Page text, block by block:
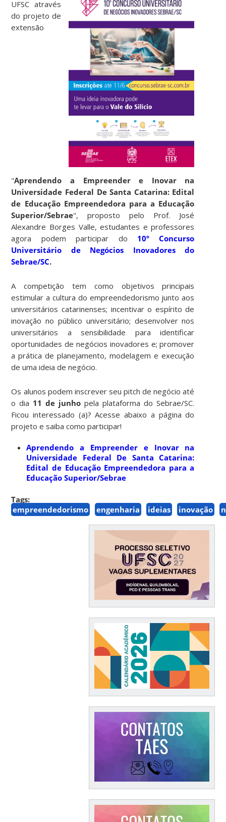
UFSC através
do projeto de
extensão
"Aprendendo a Empreender e Inovar na
Universidade Federal De Santa Catarina: Edital
de Educação Empreendedora para a Educação
Superior/Sebrae", proposto pelo Prof. José
Alexandre Borges Valle, estudantes e professores
agora podem participar do 10º Concurso
Universitário de Negócios Inovadores do
Sebrae/SC.
A competição tem como objetivos principais
estimular a cultura do empreendedorismo junto aos
universitários catarinenses; incentivar o espírito de
inovação no público universitário; desenvolver nos
universitários a sensibilidade para identificar
oportunidades de negócios inovadores e; promover
a prática de planejamento, modelagem e execução
de uma ideia de negócio.
Os alunos podem inscrever seu pitch de negócio até
o dia 11 de junho pela plataforma do Sebrae/SC.
Ficou interessado (a)? Acesse abaixo a página do
projeto e saiba como participar!
Aprendendo a Empreender e Inovar na
Universidade Federal De Santa Catarina:
Edital de Educação Empreendedora para a
Educação Superior/Sebrae
Tags:
empreendedorismo
engenharia ideias inovação